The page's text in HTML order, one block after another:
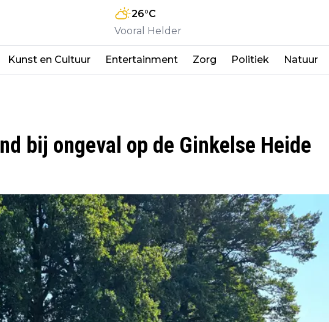
26°C
Vooral Helder
Kunst en Cultuur Entertainment Zorg Politiek Natuur
bij ongeval op de Ginkelse Heide